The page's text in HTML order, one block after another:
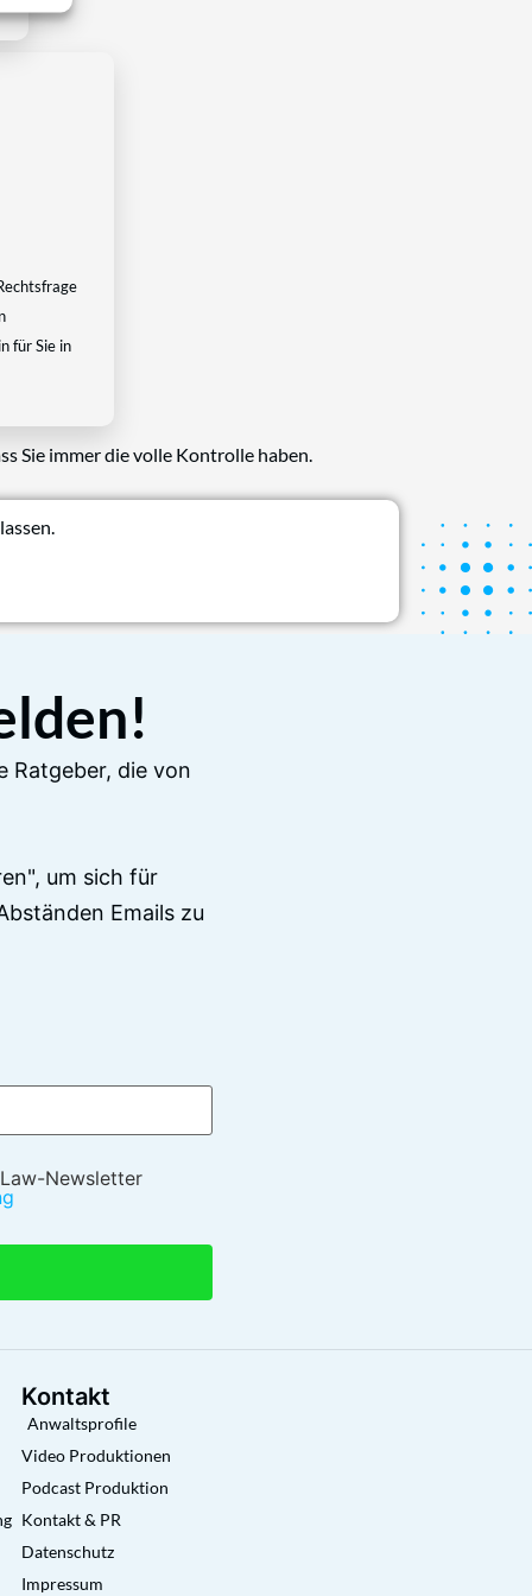
für Sie in
Sie immer die volle Kontrolle haben.
Ratgeber, die von
um sich für
Emails zu
Newsletter
Kontakt
Anwaltsprofile
Video Produktionen
Podcast Produktion
Kontakt & PR
Datenschutz
Impressum